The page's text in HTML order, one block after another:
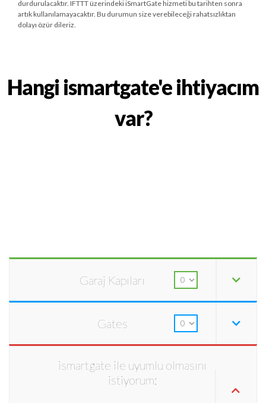
durdurulacaktır. IFTTT üzerindeki iSmartGate hizmeti bu tarihten sonra
artık kullanılamayacaktır. Bu durumun size verebileceği rahatsızlıktan
dolayı özür dileriz.
Hangi ismartgate'e ihtiyacım
var?
Garaj Kapıları
Gates
ismartgate ile uyumlu olmasını
istiyorum: